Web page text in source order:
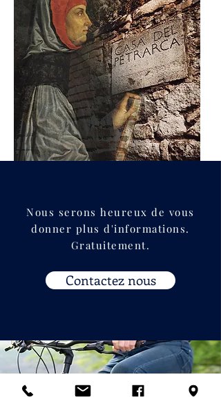
Nous serons heureux de vous
donner plus d'informations.
Gratuitement.
Contactez nous